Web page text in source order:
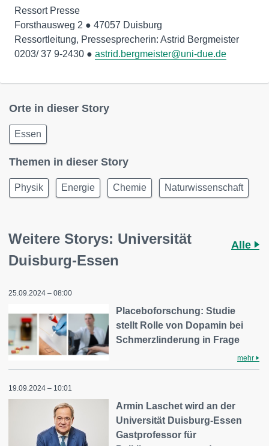
Ressort Presse
Forsthausweg 2 ● 47057 Duisburg
Ressortleitung, Pressesprecherin: Astrid Bergmeister
0203/ 37 9-2430 ● astrid.bergmeister@uni-due.de
Orte in dieser Story
Essen
Themen in dieser Story
Physik Energie Chemie Naturwissenschaft
Weitere Storys: Universität
Duisburg-Essen
Alle
25.09.2024 – 08:00
Placeboforschung: Studie
stellt Rolle von Dopamin bei
Schmerzlinderung in Frage
mehr
19.09.2024 – 10:01
Armin Laschet wird an der
Universität Duisburg-Essen
Gastprofessor für